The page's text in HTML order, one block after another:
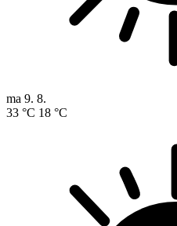
ma 9. 8.
33 °C 18 °C